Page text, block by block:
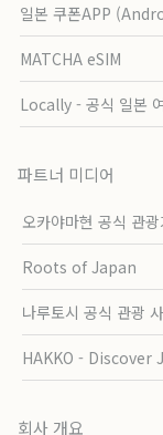
일본 쿠폰APP
MATCHA eSIM
Locally - 공식 일본
파트너 미디어
오카야마현 공식 관
Roots of Japan
나루토시 공식 관광
HAKKO - Discover
회사 개요